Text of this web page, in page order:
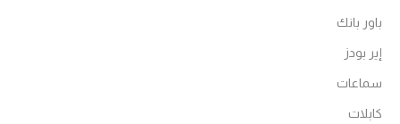
باور بانك
إير بودز
سماعات
كابلات